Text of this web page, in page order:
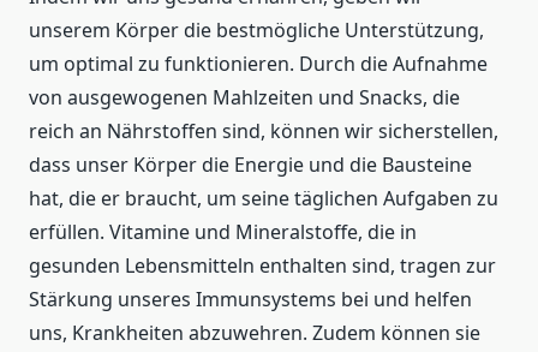
unserem Körper die bestmögliche Unterstützung,
um optimal zu funktionieren. Durch die Aufnahme
von ausgewogenen Mahlzeiten und Snacks, die
reich an Nährstoffen sind, können wir sicherstellen,
dass unser Körper die Energie und die Bausteine
hat, die er braucht, um seine täglichen Aufgaben zu
erfüllen. Vitamine und Mineralstoffe, die in
gesunden Lebensmitteln enthalten sind, tragen zur
Stärkung unseres Immunsystems bei und helfen
uns, Krankheiten abzuwehren. Zudem können sie